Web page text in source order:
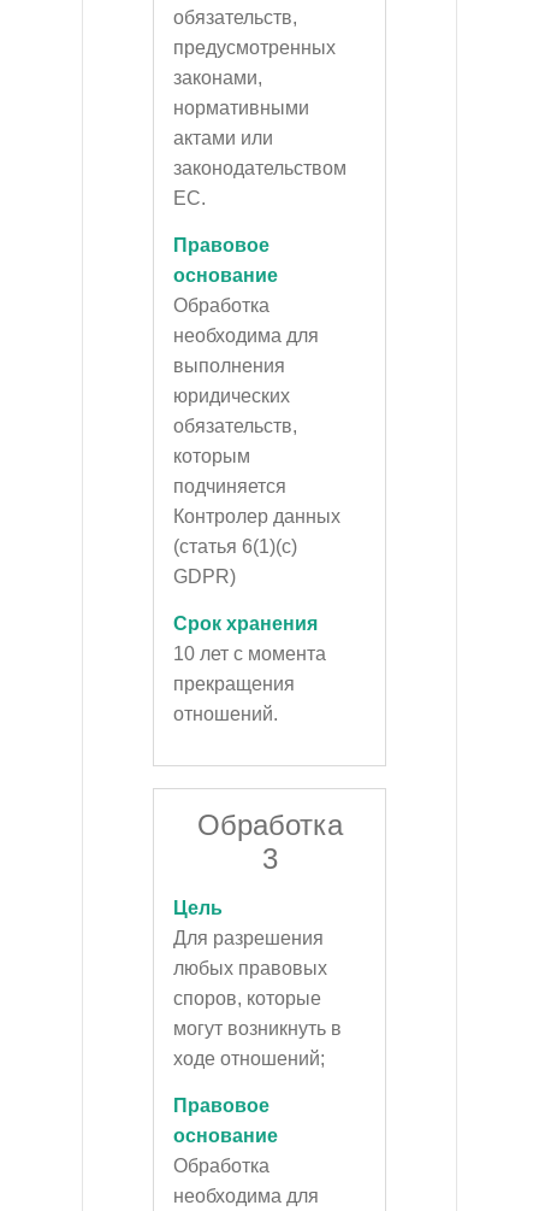
обязательств,
предусмотренных
законами,
нормативными
актами или
законодательством
ЕС.
Правовое
основание
Обработка
необходима для
выполнения
юридических
обязательств,
которым
подчиняется
Контролер данных
(статья 6(1)(c)
GDPR)
Срок хранения
10 лет с момента
прекращения
отношений.
Обработка
3
Цель
Для разрешения
любых правовых
споров, которые
могут возникнуть в
ходе отношений;
Правовое
основание
Обработка
необходима для